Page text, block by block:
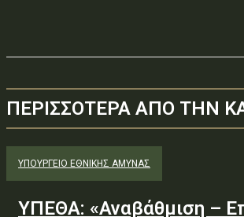
ΠΕΡΙΣΣΟΤΕΡΑ ΑΠΟ ΤΗΝ
ΥΠΟΥΡΓΕΊΟ ΕΘΝΙΚΉΣ ΆΜΥΝΑΣ
ΥΠΕΘΑ: «Αναβάθμιση –